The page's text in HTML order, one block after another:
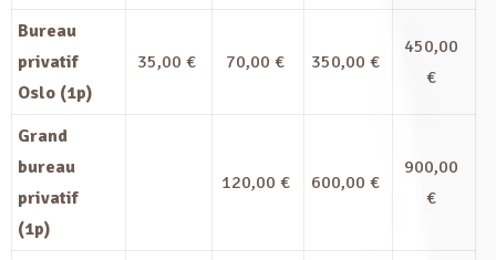
Bureau
privatif
Oslo (1p)
35,00 € 70,00 € 350,00 €
450,00
€
Grand
bureau
privatif
(1p)
120,00 € 600,00 €
900,00
€